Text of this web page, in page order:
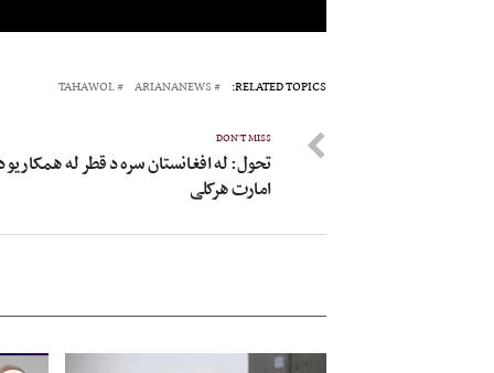
RELATED TOPICS:
ARIANANEWS
TAHAWOL
DON'T MISS
تحول: له افغانستان سره د قطر له همکاریو
امارت هرکلی